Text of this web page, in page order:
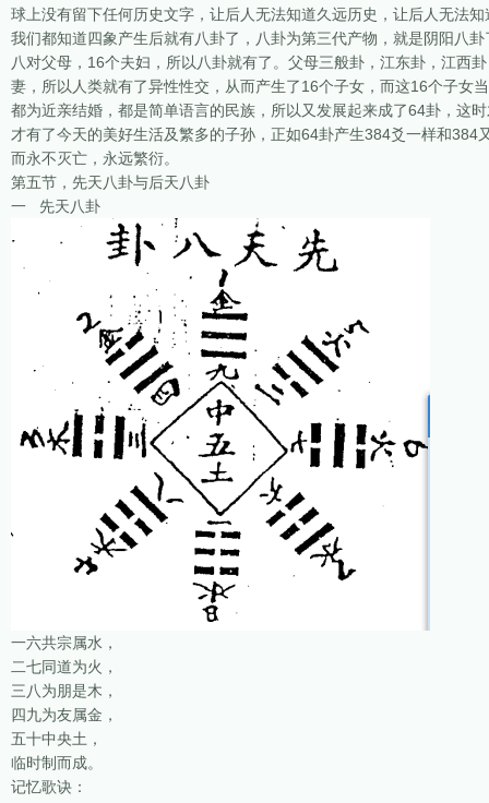
球上没有留下任何历史文字，让后人无法知道久远历史，让后人无法
我们都知道四象产生后就有八卦了，八卦为第三代产物，就是阴阳八
八对父母，16个夫妇，所以八卦就有了。父母三般卦，江东卦，江西
妻，所以人类就有了异性性交，从而产生了16个子女，而这16个子女
都为近亲结婚，都是简单语言的民族，所以又发展起来成了64卦，这
才有了今天的美好生活及繁多的子孙，正如64卦产生384爻一样和
而永不灭亡，永远繁衍。
第五节，先天八卦与后天八卦
一 先天八卦
一六共宗属水，
二七同道为火，
三八为朋是木，
四九为友属金，
五十中央土，
临时制而成。
记忆歌诀：